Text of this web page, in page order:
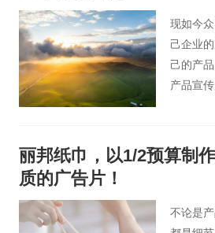
拍摄达
必不可
现如今
己企业
己的产
产品宣
丽邦纸巾，以1/2预算制
质的广告片！
不论是